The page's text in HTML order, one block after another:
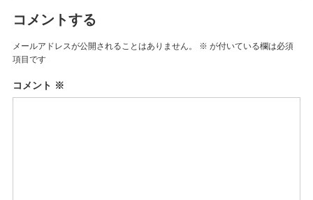
コメントする
メールアドレスが公開されることはありません。 ※ が付いている欄は必須
項目です
コメント ※